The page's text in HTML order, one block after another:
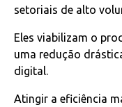
setoriais de alto
Eles viabilizam o
uma redução
digital.
Atingir a eficiência